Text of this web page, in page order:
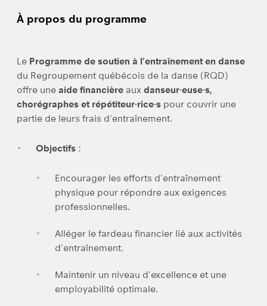
À propos du programme
Le Programme de soutien à l’entraînement en danse
du Regroupement québécois de la danse (RQD)
offre une aide financière aux danseur·euse·s,
chorégraphes et répétiteur·rice·s pour couvrir une
partie de leurs frais d’entraînement.
Objectifs :
Encourager les efforts d’entraînement
physique pour répondre aux exigences
professionnelles.
Alléger le fardeau financier lié aux activités
d’entraînement.
Maintenir un niveau d’excellence et une
employabilité optimale.